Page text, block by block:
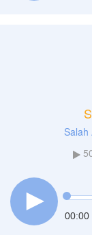
Salah
00:00